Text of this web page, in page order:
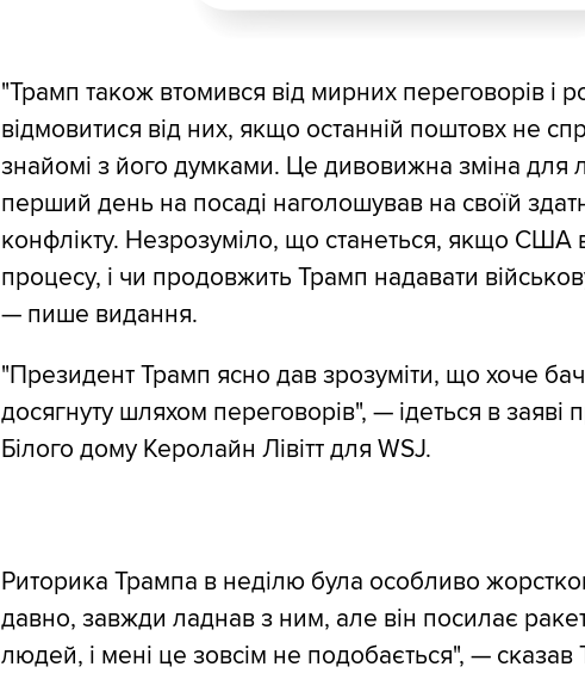
"Трамп також втомився від мирних переговорів і
відмовитися від них, якщо останній поштовх не
знайомі з його думками. Це дивовижна зміна для
перший день на посаді наголошував на своїй
конфлікту. Незрозуміло, що станеться, якщо США
процесу, і чи продовжить Трамп надавати
— пише видання.
"Президент Трамп ясно дав зрозуміти, що хоче
досягнуту шляхом переговорів", — ідеться в заяві
Білого дому Керолайн Лівітт для WSJ.
Риторика Трампа в неділю була особливо
давно, завжди ладнав з ним, але він посилає
людей, і мені це зовсім не подобається", — сказав